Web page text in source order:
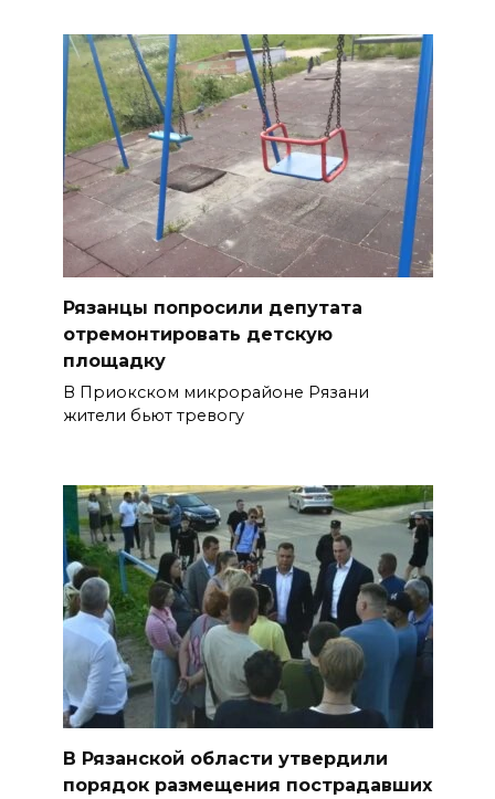
Рязанцы попросили депутата
отремонтировать детскую
площадку
В Приокском микрорайоне Рязани
жители бьют тревогу
В Рязанской области утвердили
порядок размещения пострадавших